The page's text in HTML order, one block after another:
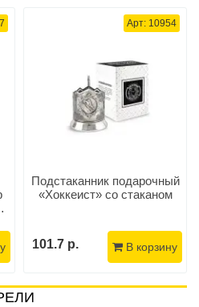
Арт: 10954
Подстаканник подарочный
«Хоккеист» со стаканом
101.7 р. В корзину